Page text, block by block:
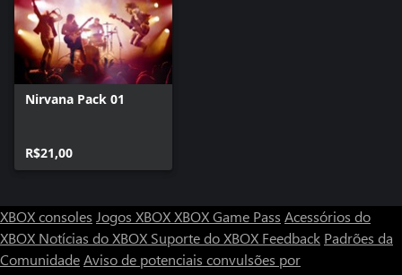
Nirvana Pack 01
R$21,00
XBOX consoles Jogos XBOXXBOX Game Pass Acessórios do
XBOX Notícias do XBOX Suporte do XBOX Feedback Padrões da
ComunidadeAviso de potenciais convulsões por